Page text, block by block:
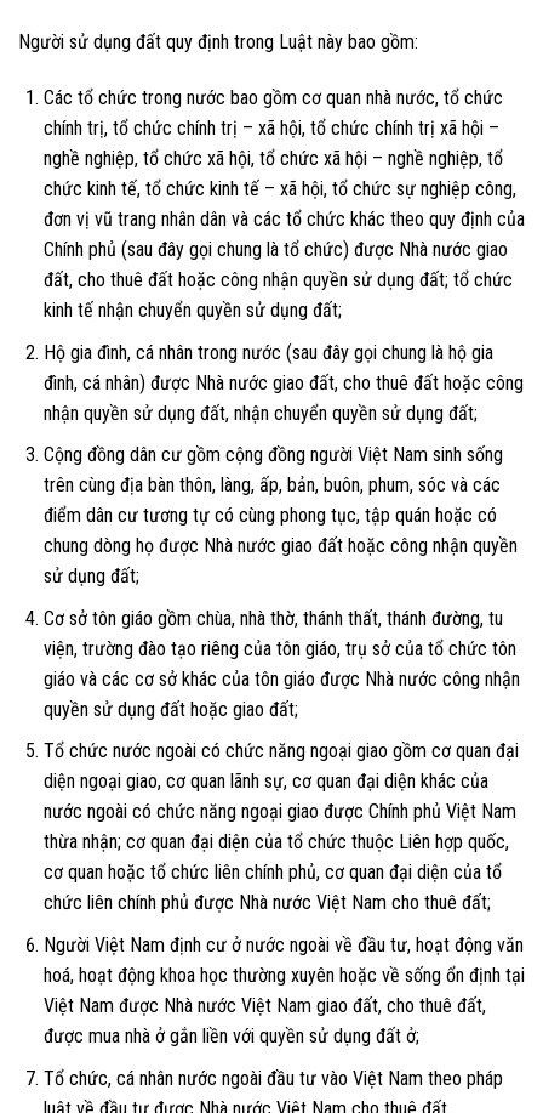
Người sử dụng đất quy định trong Luật này bao gồm:
Các tổ chức trong nước bao gồm cơ quan nhà nước, tổ chức
chính trị, tổ chức chính trị – xã hội, tổ chức chính trị xã hội –
nghề nghiệp, tổ chức xã hội, tổ chức xã hội – nghề nghiệp, tổ
chức kinh tế, tổ chức kinh tế – xã hội, tổ chức sự nghiệp công,
đơn vị vũ trang nhân dân và các tổ chức khác theo quy định của
Chính phủ (sau đây gọi chung là tổ chức) được Nhà nước giao
đất, cho thuê đất hoặc công nhận quyền sử dụng đất; tổ chức
kinh tế nhận chuyển quyền sử dụng đất;
Hộ gia đình, cá nhân trong nước (sau đây gọi chung là hộ gia
đình, cá nhân) được Nhà nước giao đất, cho thuê đất hoặc công
nhận quyền sử dụng đất, nhận chuyển quyền sử dụng đất;
Cộng đồng dân cư gồm cộng đồng người Việt Nam sinh sống
trên cùng địa bàn thôn, làng, ấp, bản, buôn, phum, sóc và các
điểm dân cư tương tự có cùng phong tục, tập quán hoặc có
chung dòng họ được Nhà nước giao đất hoặc công nhận quyền
sử dụng đất;
Cơ sở tôn giáo gồm chùa, nhà thờ, thánh thất, thánh đường, tu
viện, trường đào tạo riêng của tôn giáo, trụ sở của tổ chức tôn
giáo và các cơ sở khác của tôn giáo được Nhà nước công nhận
quyền sử dụng đất hoặc giao đất;
Tổ chức nước ngoài có chức năng ngoại giao gồm cơ quan đại
diện ngoại giao, cơ quan lãnh sự, cơ quan đại diện khác của
nước ngoài có chức năng ngoại giao được Chính phủ Việt Nam
thừa nhận; cơ quan đại diện của tổ chức thuộc Liên hợp quốc,
cơ quan hoặc tổ chức liên chính phủ, cơ quan đại diện của tổ
chức liên chính phủ được Nhà nước Việt Nam cho thuê đất;
Người Việt Nam định cư ở nước ngoài về đầu tư, hoạt động văn
hoá, hoạt động khoa học thường xuyên hoặc về sống ổn định tại
Việt Nam được Nhà nước Việt Nam giao đất, cho thuê đất,
được mua nhà ở gắn liền với quyền sử dụng đất ở;
Tổ chức, cá nhân nước ngoài đầu tư vào Việt Nam theo pháp
luật về đầu tư được Nhà nước Việt Nam cho thuê đất.